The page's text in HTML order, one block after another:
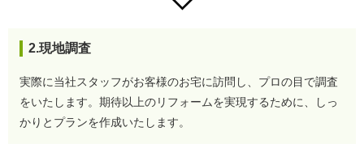
2.現地調査
実際に当社スタッフがお客様のお宅に訪問し、プロの目で調査
をいたします。 期待以上のリフォームを実現するために、しっ
かりとプランを作成いたします。